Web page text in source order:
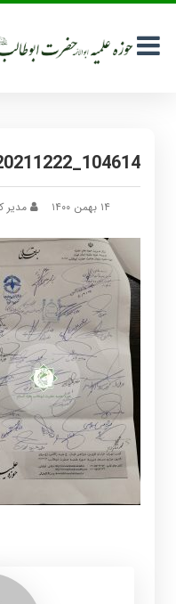
۱۴ بهمن ۱۴۰۰ مدیر